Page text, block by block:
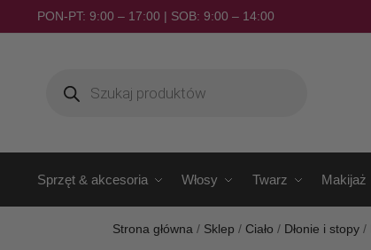
PON-PT: 9:00 – 17:00 | SOB: 9:00 – 14:00
Sprzęt & akcesoria Włosy Twarz Makijaż
Strona główna / Sklep /Ciało / Dłonie i stopy /